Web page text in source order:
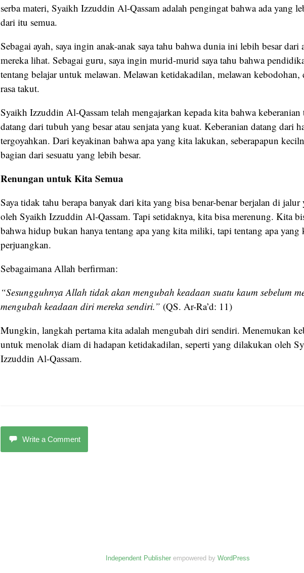
serba materi, Syaikh Izzuddin Al-Qassam adalah pengingat bahwa ada yang
dari itu semua.
Sebagai ayah, saya ingin anak-anak saya tahu bahwa dunia ini lebih besar dari
mereka lihat. Sebagai guru, saya ingin murid-murid saya tahu bahwa
tentang belajar untuk melawan. Melawan ketidakadilan, melawan kebodohan,
rasa takut.
Syaikh Izzuddin Al-Qassam telah mengajarkan kepada kita bahwa keberanian
datang dari tubuh yang besar atau senjata yang kuat. Keberanian datang dari
tergoyahkan. Dari keyakinan bahwa apa yang kita lakukan, seberapapun
bagian dari sesuatu yang lebih besar.
Renungan untuk Kita Semua
Saya tidak tahu berapa banyak dari kita yang bisa benar-benar berjalan di
oleh Syaikh Izzuddin Al-Qassam. Tapi setidaknya, kita bisa merenung. Kita
bahwa hidup bukan hanya tentang apa yang kita miliki, tapi tentang apa yang
perjuangkan.
Sebagaimana Allah berfirman:
“Sesungguhnya Allah tidak akan mengubah keadaan suatu kaum sebelum
mengubah keadaan diri mereka sendiri.” (QS. Ar-Ra’d: 11)
Mungkin, langkah pertama kita adalah mengubah diri sendiri. Menemukan
untuk menolak diam di hadapan ketidakadilan, seperti yang dilakukan oleh
Izzuddin Al-Qassam.
Write a Comment
Independent Publisherempowered by WordPress